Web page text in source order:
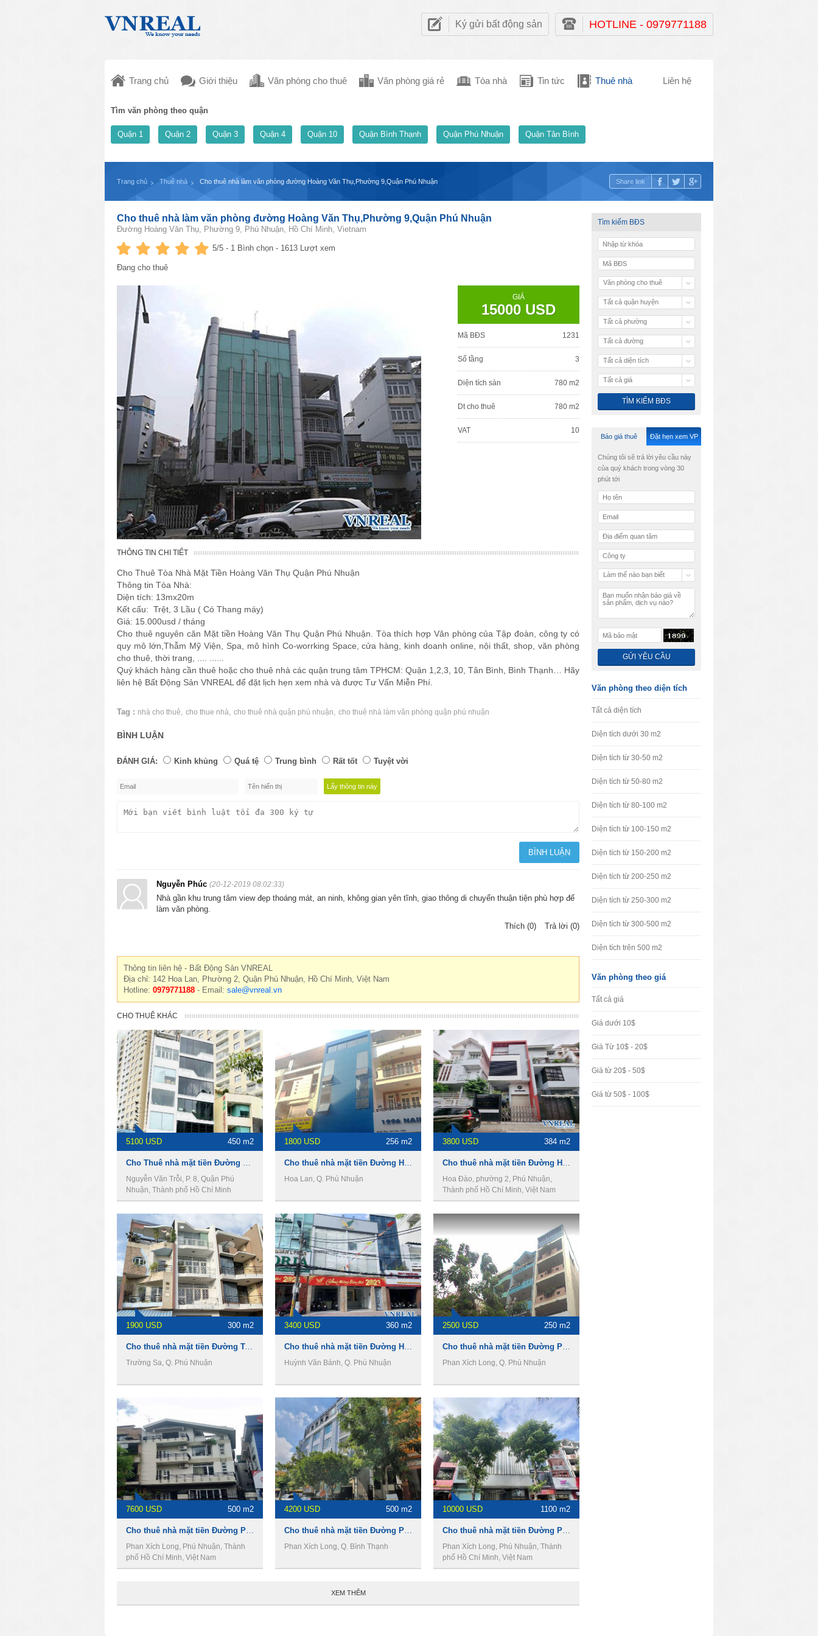
Ký gửi bất động sản HOTLINE - 0979771188
Trang chủ Giới thiệu Văn phòng cho thuê Văn phòng giá rẻ Tòa nhà Tin tức Thuê nhà Liên hệ
Tìm văn phòng theo quận
Quận 1 Quận 2 Quận 3 Quận 4 Quận 10 Quận Bình Thạnh Quận Phú Nhuận Quận Tân Bình
Trang chủ Thuê nhà Cho thuê nhà làm văn phòng đường Hoàng Văn Thụ,Phường 9,Quận Phú Nhuận Share link
Cho thuê nhà làm văn phòng đường Hoàng Văn Thụ,Phường 9,Quận Phú Nhuận
Đường Hoàng Văn Thụ, Phường 9, Phú Nhuận, Hồ Chí Minh, Vietnam
5/5 - 1 Bình chọn - 1613 Lượt xem
Đang cho thuê
GIÁ
15000 USD
Mã BĐS 1231
Số tầng 3
Diện tích sàn 780 m2
Dt cho thuê 780 m2
VAT 10
THÔNG TIN CHI TIẾT
Cho Thuê Tòa Nhà Mặt Tiền Hoàng Văn Thụ Quận Phú Nhuận
Thông tin Tòa Nhà:
Diện tích: 13mx20m
Kết cấu: Trệt, 3 Lầu ( Có Thang máy)
Giá: 15.000usd / tháng
Cho thuê nguyên căn Mặt tiền Hoàng Văn Thụ Quận Phú Nhuận. Tòa thích hợp Văn phòng của Tập đoàn, công ty có
quy mô lớn,Thẫm Mỹ Viện, Spa, mô hình Co-worrking Space, cửa hàng, kinh doanh online, nội thất, shop, văn phòng
cho thuê, thời trang, .... ......
Quý khách hàng cần thuê hoặc cho thuê nhà các quận trung tâm TPHCM: Quận 1,2,3, 10, Tân Bình, Bình Thạnh… Hãy
liên hệ Bất Động Sản VNREAL để đặt lịch hẹn xem nhà và được Tư Vấn Miễn Phí.
Tag : nhà cho thuê cho thue nhà cho thuê nhà quận phú nhuận cho thuê nhà làm văn phòng quận phú nhuận
BÌNH LUẬN
ĐÁNH GIÁ: Kinh khủng Quá tệ Trung bình Rất tốt Tuyệt vời
Nguyễn Phúc (20-12-2019 08:02:33)
Nhà gần khu trung tâm view đẹp thoáng mát, an ninh, không gian yên tĩnh, giao thông di chuyển thuận tiện phù hợp để
làm văn phòng.
Thích (0)
Trả lời (0)
Thông tin liên hệ - Bất Động Sản VNREAL
Địa chỉ: 142 Hoa Lan, Phường 2, Quận Phú Nhuận, Hồ Chí Minh, Việt Nam
Hotline: 0979771188 - Email: sale@vnreal.vn
CHO THUÊ KHÁC
5100 USD 450 m2
Nguyễn Văn Trỗi, P. 8, Quận Phú
Nhuận, Thành phố Hồ Chí Minh
1800 USD 256 m2
Hoa Lan, Q. Phú Nhuận
3800 USD 384 m2
Hoa Đào, phường 2, Phú Nhuận,
Thành phố Hồ Chí Minh, Việt Nam
1900 USD 300 m2
Cho thuê nhà mặt tiền Đường Trường Sa, 4 x19m, 1 trệt 3 lầu, 45tr/th
Trường Sa, Q. Phú Nhuận
3400 USD 360 m2
Huỳnh Văn Bánh, Q. Phú Nhuận
2500 USD 250 m2
Phan Xích Long, Q. Phú Nhuận
7600 USD 500 m2
Phan Xích Long, Phú Nhuận, Thành
phố Hồ Chí Minh, Việt Nam
4200 USD 500 m2
Phan Xích Long, Q. Bình Thạnh
10000 USD 1100 m2
Phan Xích Long, Phú Nhuận, Thành
phố Hồ Chí Minh, Việt Nam
XEM THÊM
Tìm kiếm BĐS
Văn phòng cho thuê
Tất cả quận huyện
Tất cả phường
Tất cả đường
Tất cả diện tích
Tất cả giá
Báo giá thuê Đặt hẹn xem VP
Chúng tôi sẽ trả lời yêu cầu này
của quý khách trong vòng 30
phút tới
Làm thế nào bạn biết
Văn phòng theo diện tích
Tất cả diện tích
Diện tích dưới 30 m2
Diện tích từ 30-50 m2
Diện tích từ 50-80 m2
Diện tích từ 80-100 m2
Diện tích từ 100-150 m2
Diện tích từ 150-200 m2
Diện tích từ 200-250 m2
Diện tích từ 250-300 m2
Diện tích từ 300-500 m2
Diện tích trên 500 m2
Văn phòng theo giá
Tất cả giá
Giá dưới 10$
Giá Từ 10$ - 20$
Giá từ 20$ - 50$
Giá từ 50$ - 100$